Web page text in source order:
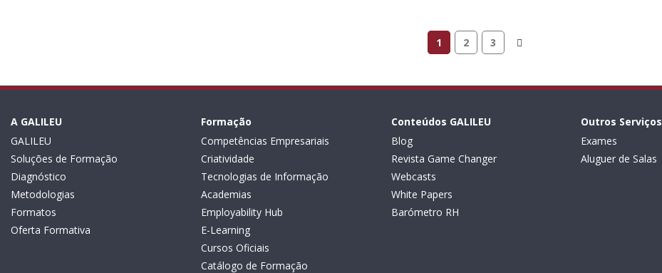
1 2 3
A GALILEU
GALILEU
Soluções de Formação
Diagnóstico
Metodologias
Formatos
Oferta Formativa
Formação
Competências Empresariais
Criatividade
Tecnologias de Informação
Academias
Employability Hub
E-Learning
Cursos Oficiais
Catálogo de Formação
Conteúdos GALILEU
Blog
Revista Game Changer
Webcasts
White Papers
Barómetro RH
Outros Serviços
Exames
Aluguer de Salas